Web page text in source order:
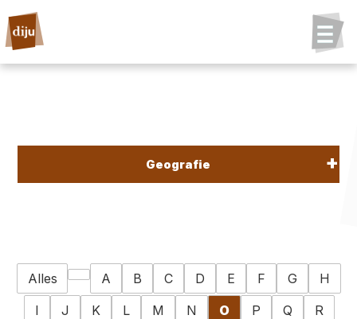
Geografie
Alles A B C D E F G
H
I
J K L M N O P Q
R